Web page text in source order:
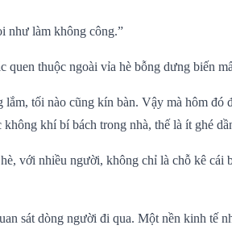
như làm không công.”
quen thuộc ngoài vỉa hè bỗng dưng biến
tối nào cũng kín bàn. Vậy mà hôm
khí bí bách trong nhà, thế là ít ghé
với nhiều người, không chỉ là chỗ kê cái
sát dòng người đi qua. Một nền kinh tế